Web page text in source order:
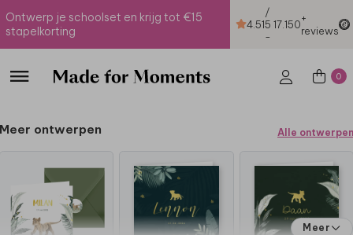
Ontwerp je schoolset en krijg tot €15
stapelkorting
4.51
/
5
-
17.150+
reviews
0
Meer ontwerpen Alle ontwerpen
Meer